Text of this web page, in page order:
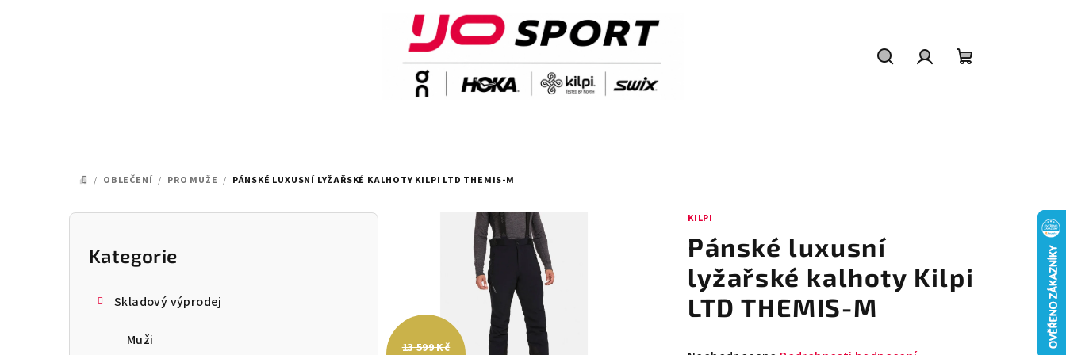
DOMŮ
/ OBLEČENÍ / PRO MUŽE / PÁNSKÉ LUXUSNÍ LYŽAŘSKÉ KALHOTY KILPI LTD THEMIS-M
P
Přeskočit
kategorie
Kategorie
Skladový výprodej
Muži
KILPI
Pánské luxusní
lyžařské kalhoty Kilpi
LTD THEMIS-M
13 599 Kč